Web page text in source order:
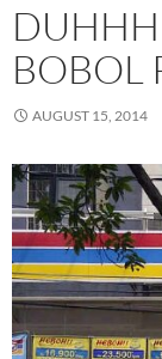
BOBOL
AUGUST 15, 2014